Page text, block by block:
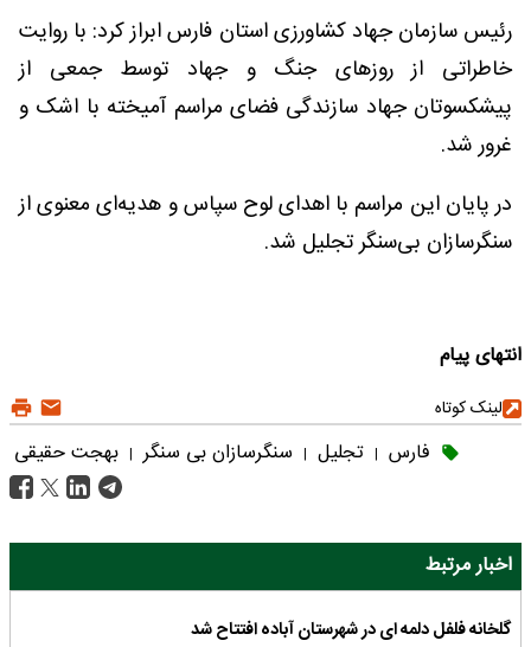
رئیس سازمان جهاد کشاورزی استان فارس ابراز کرد: با روایت
خاطراتی از روزهای جنگ و جهاد توسط جمعی از
پیشکسوتان جهاد سازندگی فضای مراسم آمیخته با اشک و
غرور شد.
در پایان این مراسم با اهدای لوح سپاس و هدیه‌ای معنوی از
سنگرسازان بی‌سنگر تجلیل شد.
انتهای پیام
لینک کوتاه
فارس | تجلیل | سنگرسازان بی سنگر | بهجت حقیقی
اخبار مرتبط
گلخانه فلفل دلمه ای در شهرستان آباده افتتاح شد